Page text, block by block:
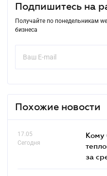
Подпишитесь на
Получайте по понедельникам
бизнеса
Похожие новости
17.05
Сегодня
Кому
за